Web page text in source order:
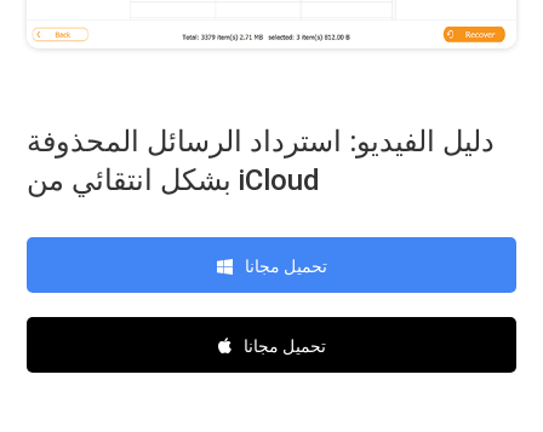
دليل الفيديو: استرداد الرسائل المحذوفة
بشكل انتقائي من iCloud
تحميل مجانا
تحميل مجانا